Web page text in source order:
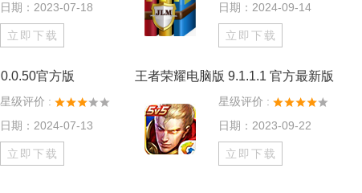
日期：2023-07-18
立即下载
日期：2024-09-14
立即下载
官方版
星级评价 :
日期：2024-07-13
立即下载
王者荣耀电脑版 9.1.1.1 官方最新版
星级评价 :
日期：2023-09-22
立即下载